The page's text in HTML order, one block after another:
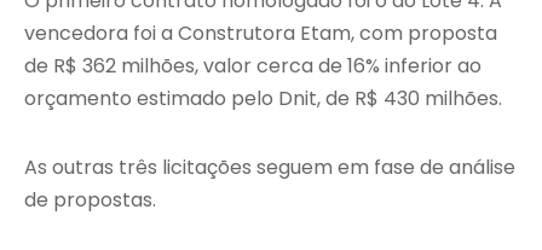
vencedora foi a Construtora Etam, com proposta
de R$ 362 milhões, valor cerca de 16% inferior ao
orçamento estimado pelo Dnit, de R$ 430 milhões.
As outras três licitações seguem em fase de análise
de propostas.